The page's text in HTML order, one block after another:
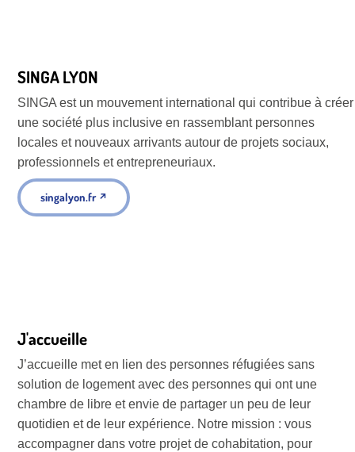
SINGA LYON
SINGA est un mouvement international qui contribue à créer
une société plus inclusive en rassemblant personnes
locales et nouveaux arrivants autour de projets sociaux,
professionnels et entrepreneuriaux.
singalyon.fr ↗
J'accueille
J’accueille met en lien des personnes réfugiées sans
solution de logement avec des personnes qui ont une
chambre de libre et envie de partager un peu de leur
quotidien et de leur expérience. Notre mission : vous
accompagner dans votre projet de cohabitation, pour